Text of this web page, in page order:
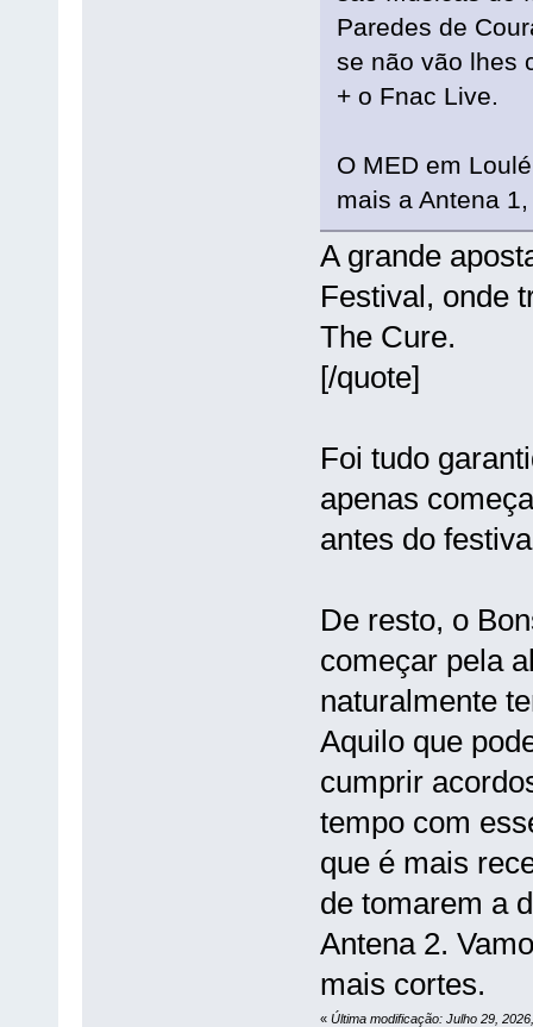
Paredes de
se não vão lhes
+ o Fnac Live.
O MED em
mais a Antena
A grande
Festival, onde
The Cure.
[/quote]
Foi tudo
apenas
antes do
De resto, o
começar pela
naturalmente
Aquilo que
cumprir
tempo com
que é mais
de tomarem a
Antena 2.
mais cortes.
« Última modificação: Julho 29,